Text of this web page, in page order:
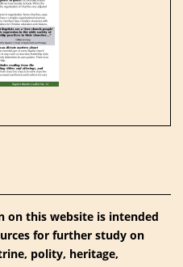
on this website is intended
for further study on
polity, heritage,